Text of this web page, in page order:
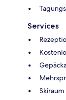
Services
Skiraum